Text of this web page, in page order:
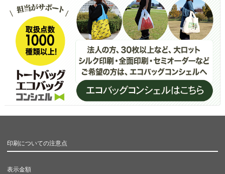
印刷についての注意点
表示金額